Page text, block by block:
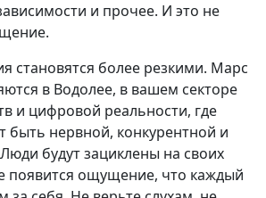
и прочее. И это не
становятся более резкими. Марс
в Водолее, в вашем секторе
и цифровой реальности, где
быть нервной, конкурентной и
будут зациклены на своих
появится ощущение, что каждый